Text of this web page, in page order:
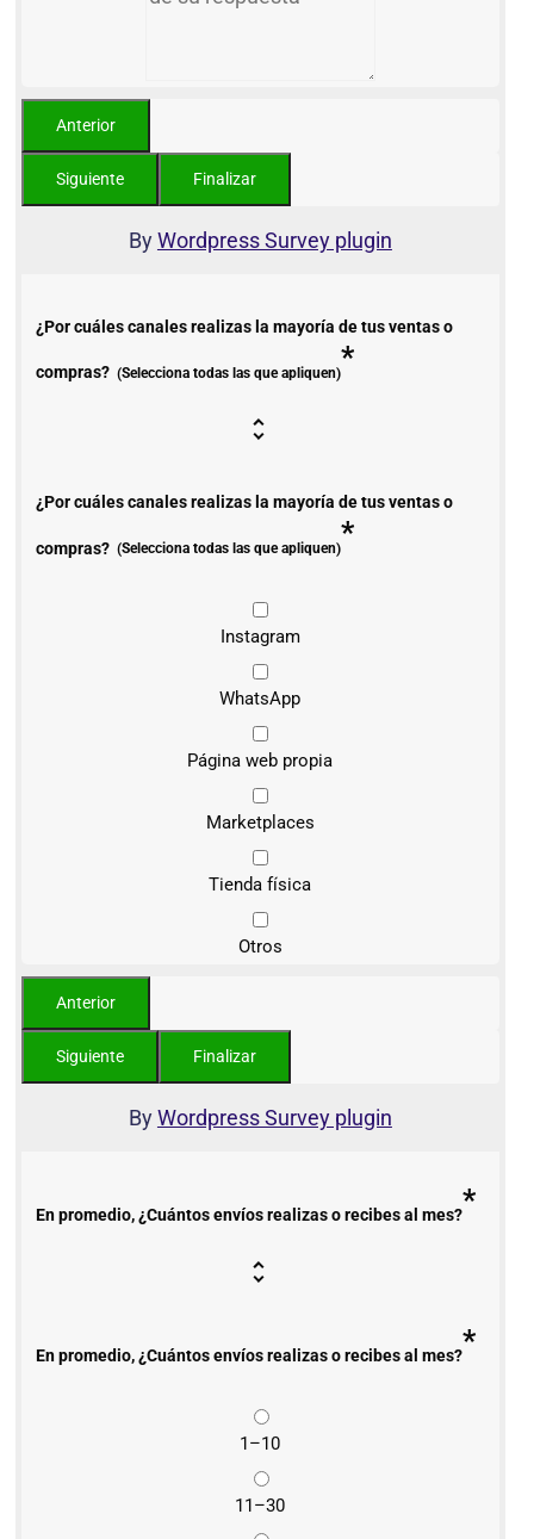
ByWordpress Survey plugin
¿Por cuáles canales realizas la mayoría de tus ventas o
compras? (Selecciona todas las que apliquen)*
¿Por cuáles canales realizas la mayoría de tus ventas o
compras? (Selecciona todas las que apliquen)*
Instagram
WhatsApp
Página web propia
Marketplaces
Tienda física
Otros
ByWordpress Survey plugin
En promedio, ¿Cuántos envíos realizas o recibes al mes?*
En promedio, ¿Cuántos envíos realizas o recibes al mes?*
1–10
11–30